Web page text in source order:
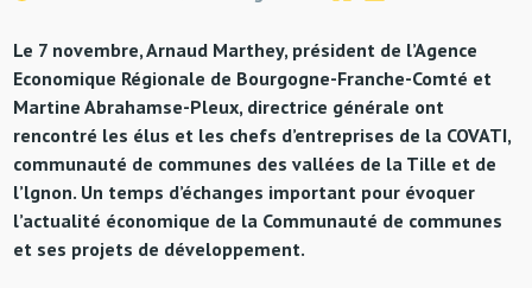
Le 7 novembre, Arnaud Marthey, président de l’Agence
Economique Régionale de Bourgogne-Franche-Comté et
Martine Abrahamse-Pleux, directrice générale ont
rencontré les élus et les chefs d’entreprises de la COVATI,
communauté de communes des vallées de la Tille et de
l’lgnon. Un temps d’échanges important pour évoquer
l’actualité économique de la Communauté de communes
et ses projets de développement.